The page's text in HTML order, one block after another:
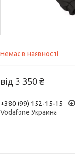
Немає в наявності
від 3 350 ₴
+380 (99) 152-15-15
Vodafone Украина